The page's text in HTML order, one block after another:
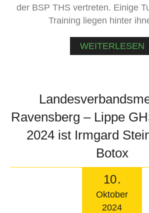
der BSP THS vertreten. Einige
Training liegen hinter
WEITERLESEN
Ravensberg – Lippe
2024 ist Irmgard
Botox
10.
Oktober
2024